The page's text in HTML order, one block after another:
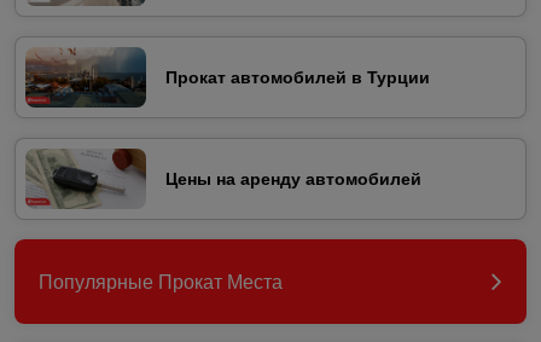
Прокат автомобилей в Турции
Цены на аренду автомобилей
Популярные Прокат Места